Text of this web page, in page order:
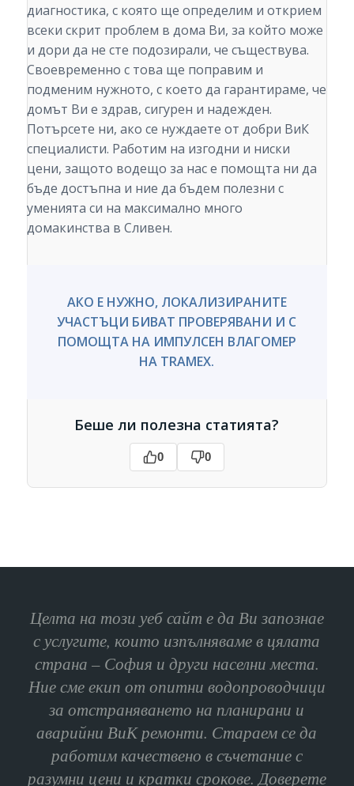
диагностика, с която ще определим и открием
всеки скрит проблем в дома Ви, за който може
и дори да не сте подозирали, че съществува.
Своевременно с това ще поправим и
подменим нужното, с което да гарантираме, че
домът Ви е здрав, сигурен и надежден.
Потърсете ни, ако се нуждаете от добри ВиК
специалисти. Работим на изгодни и ниски
цени, защото водещо за нас е помощта ни да
бъде достъпна и ние да бъдем полезни с
уменията си на максимално много
домакинства в Сливен.
АКО Е НУЖНО, ЛОКАЛИЗИРАНИТЕ
УЧАСТЪЦИ БИВАТ ПРОВЕРЯВАНИ И С
ПОМОЩТА НА ИМПУЛСЕН ВЛАГОМЕР
НА TRAMEX.
Беше ли полезна статията?
0 0
Целта на този уеб сайт е да Ви запознае
с услугите, които изпълняваме в цялата
страна – София и други населни места.
Ние сме екип от опитни водопроводчици
за отстраняването на планирани и
аварийни ВиК ремонти. Стараем се да
работим качествено в съчетание с
разумни цени и кратки срокове. Доверете